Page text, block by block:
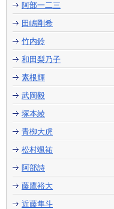
阿部一二三
田嶋剛希
竹内鈴
和田梨乃子
素根輝
武岡毅
塚本綾
青栁大虎
松村颯祐
阿部詩
藤鷹裕大
近藤隼斗